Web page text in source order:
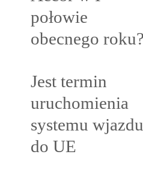
połowie
obecnego
Jest termin
uruchomienia
systemu wjazdu
do UE